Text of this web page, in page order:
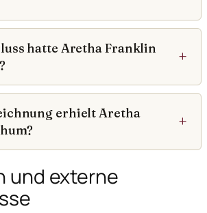
hatte Aretha Franklin
erhielt Aretha
und externe